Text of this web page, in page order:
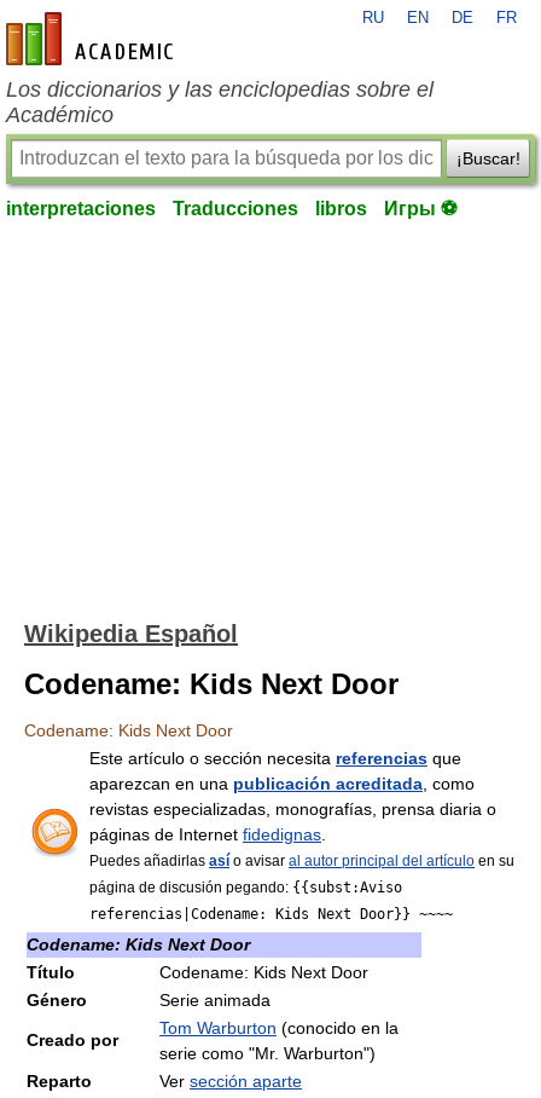
es-academic.com
RU EN DE FR
Los diccionarios y las enciclopedias sobre el
Académico
¡Buscar!
interpretaciones Traducciones libros Игры ⚽
Wikipedia Español
Codename: Kids Next Door
Codename: Kids Next Door
Este artículo o sección necesita referencias que
aparezcan en una publicación acreditada , como
revistas especializadas, monografías, prensa diaria o
páginas de Internet fidedignas
Puedes añadirlas así o avisar al autor principal del artículo en su
página de discusión pegando: {{subst:Aviso
referencias|Codename: Kids Next Door}} ~~~~
Codename: Kids Next Door
Título
Codename: Kids Next Door
Género
Serie animada
Creado por
Tom Warburton (conocido en la
serie como "Mr. Warburton")
Reparto
Ver sección aparte